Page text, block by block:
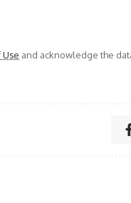
Use and acknowledge the